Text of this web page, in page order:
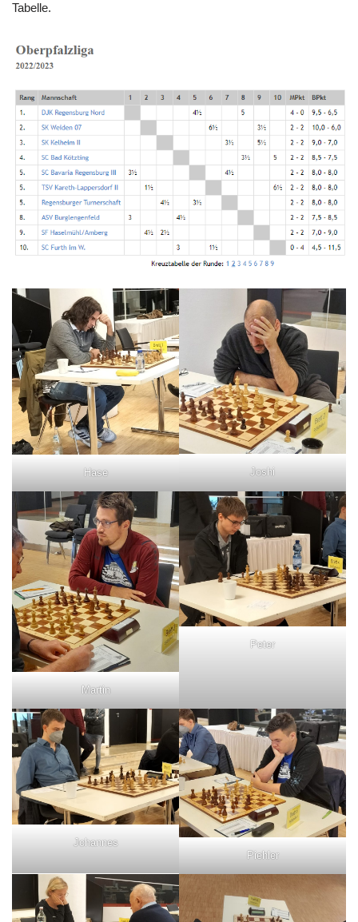
Tabelle.
Hase Joshi
Martin
Peter
Johannes
Piehler